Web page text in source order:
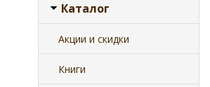
Каталог
Акции и скидки
Книги